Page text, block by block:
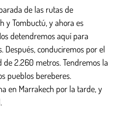
de las rutas de
y Tombuctú, y ahora es
detendremos aquí para
conduciremos por el
2.260 metros. Tendremos la
pueblos bereberes.
en Marrakech por la tarde, y